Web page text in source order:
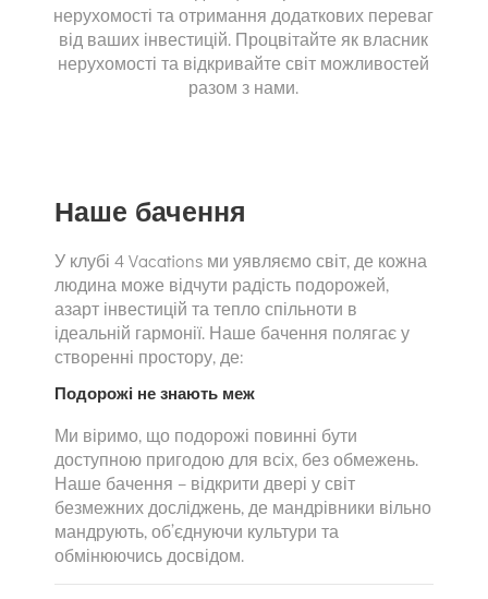
нерухомості та отримання додаткових переваг
від ваших інвестицій. Процвітайте як власник
нерухомості та відкривайте світ можливостей
разом з нами.
Наше бачення
У клубі 4 Vacations ми уявляємо світ, де кожна
людина може відчути радість подорожей,
азарт інвестицій та тепло спільноти в
ідеальній гармонії. Наше бачення полягає у
створенні простору, де:
Подорожі не знають меж
Ми віримо, що подорожі повинні бути
доступною пригодою для всіх, без обмежень.
Наше бачення – відкрити двері у світ
безмежних досліджень, де мандрівники вільно
мандрують, об’єднуючи культури та
обмінюючись досвідом.